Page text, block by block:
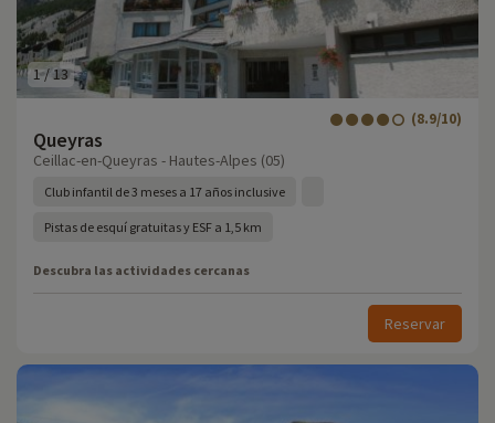
1/13
Queyras
(8.9/10)
Ceillac-en-Queyras - Hautes-Alpes (05)
Club infantil de 3 meses a 17 años inclusive
Pistas de esquí gratuitas y ESF a 1,5 km
Descubra las actividades cercanas
Reservar